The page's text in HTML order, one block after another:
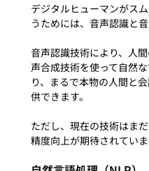
デジタルヒューマンがス
うためには、音声認識と
音声認識技術により、人
声合成技術を使って自然
り、まるで本物の人間と
供できます。
ただし、現在の技術はま